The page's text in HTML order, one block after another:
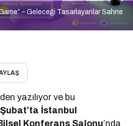
– Geleceği Tasarlayanlar Sahne
yazılıyor ve bu
İstanbul
Konferans Salonu’nda